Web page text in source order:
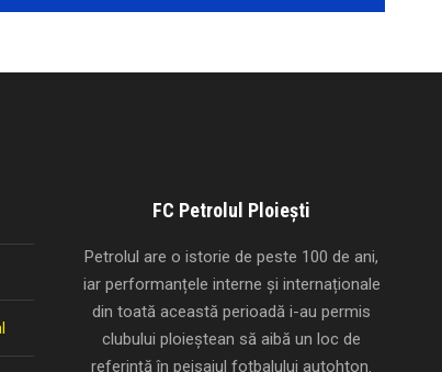
FC Petrolul Ploiești
Petrolul are o istorie de peste 100 de ani,
iar performanțele interne și internaționale
din toată această perioadă i-au permis
clubului ploieștean să aibă un loc de
referință în peisajul fotbalului autohton.